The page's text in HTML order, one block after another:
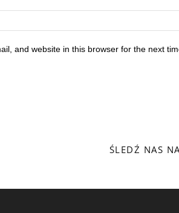
and website in this browser for the next
ŚLEDŹ NAS